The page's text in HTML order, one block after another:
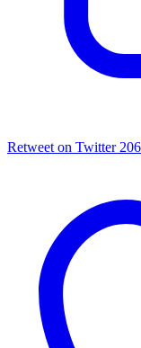
Retweet on Twitter